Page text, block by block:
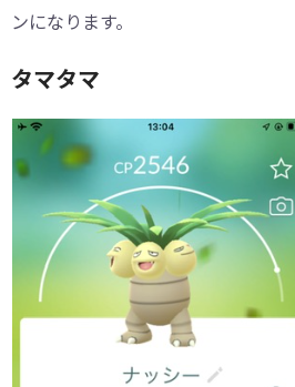
ンになります。
タマタマ